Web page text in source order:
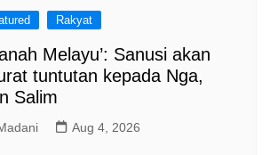
Rakyat
Melayu’: Sanusi akan
tuntutan kepada Nga,
Salim
Aug 4, 2026